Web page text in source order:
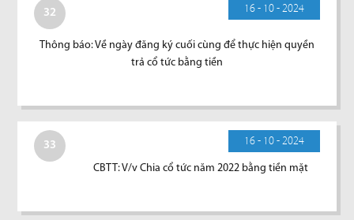
32 16 - 10 - 2024
Thông báo: Về ngày đăng ký cuối cùng để thực hiện quyền
trả cổ tức bằng tiền
33 16 - 10 - 2024
CBTT: V/v Chia cổ tức năm 2022 bằng tiền mặt